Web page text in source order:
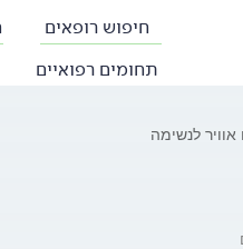
חיפוש רופאים
תחומים רפואיים
אוויר לנשימה